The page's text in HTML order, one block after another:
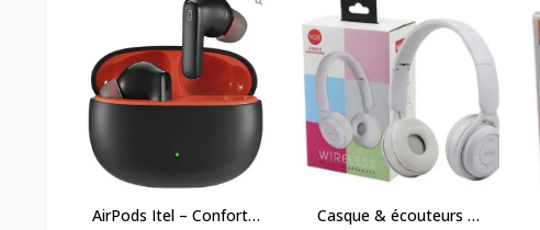
AirPods Itel – Confort
Casque & écouteurs –